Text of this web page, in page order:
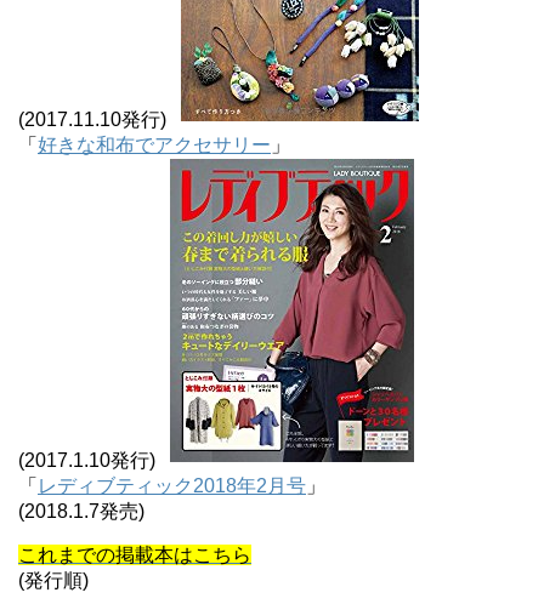
(2017.11.10発行)
「 好きな和布でアクセサリー 」
(2017.1.10発行)
「 レディブティック2018年2月号 」
(2018.1.7発売)
これまでの掲載本はこちら
(発行順)